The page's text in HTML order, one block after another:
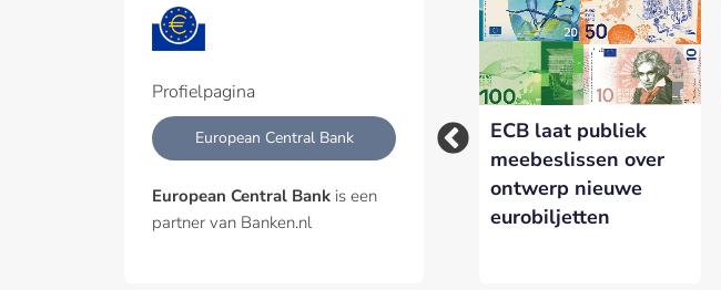
Profielpagina
European Central Bank
European Central Bank is een
partner van Banken.nl
ECB wil digitale euro
in oktober lanceren
NVB pleit voor
versoepeling
Europese bankregels
ECB laat publiek
meebeslissen over
ontwerp nieuwe
eurobiljetten